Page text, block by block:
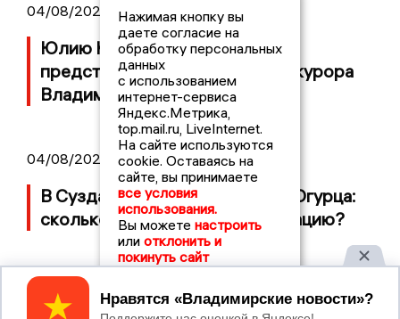
04/08/2026 11:36
Юлию Калистову официально
представили в должности прокурора
Владимирской области
04/08/2026 09:01
В Суздале прошёл Фестиваль Огурца:
сколько потратили на организацию?
Нажимая кнопку вы
даете согласие на
обработку персональных
данных
с использованием
интернет-сервиса
Яндекс.Метрика,
top.mail.ru, LiveInternet.
На сайте используются
cookie. Оставаясь на
сайте, вы принимаете
все условия
использования.
Вы можете настроить
или отклонить и
покинуть сайт
Принять